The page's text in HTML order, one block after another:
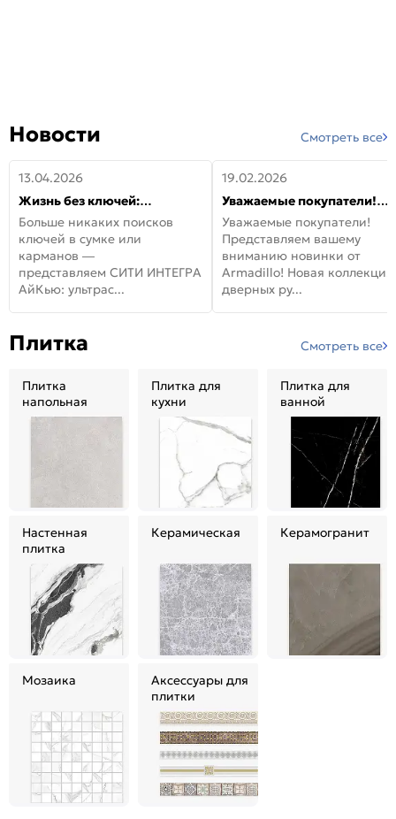
Новости Смотреть все
13.04.2026
Жизнь без ключей:
встречайте новую дверь
СИТИ ИНТЕГРА АйКью!
Больше никаких поисков
ключей в сумке или
карманов —
представляем СИТИ ИНТЕГРА
АйКью: ультрас...
19.02.2026
Уважаемые покупатели!
Представляем вашему
вниманию новинки от
Armadillo!
Уважаемые покупатели!
Представляем вашему
вниманию новинки от
Armadillo! Новая коллекция
дверных ру...
Плитка Смотреть все
Плитка
напольная
Плитка для
кухни
Плитка для
ванной
Настенная
плитка
Керамическая Керамогранит
Мозаика
Аксессуары для
плитки